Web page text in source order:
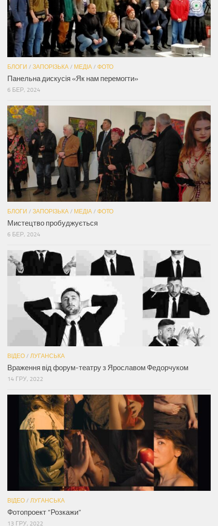
БЛОГИ / ЗАПОРІЗЬКА / МЕДІА / ФОТО
Панельна дискусія «Як нам перемогти»
6 БЕР, 2024
БЛОГИ / ЗАПОРІЗЬКА / МЕДІА / ФОТО
Мистецтво пробуджується
6 БЕР, 2024
ВІДЕО / ЛУГАНСЬКА
Враження від форум-театру з Ярославом Федорчуком
14 ГРУ, 2022
ВІДЕО / ЛУГАНСЬКА
Фотопроект “Розкажи”
13 ГРУ, 2022